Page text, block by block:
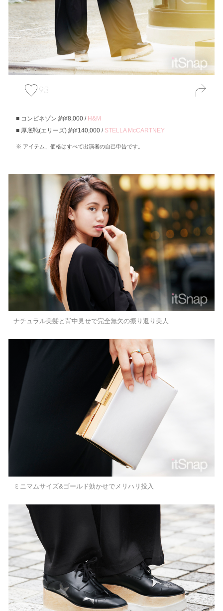
93
コンビネゾン 約¥8,000 / H&M
厚底靴(エリーズ) 約¥140,000 / STELLA McCARTNEY
アイテム、価格はすべて出演者の自己申告です。
ナチュラル美髪と背中見せで完全無欠の振り返り美人
ミニマムサイズ&ゴールド効かせでメリハリ投入